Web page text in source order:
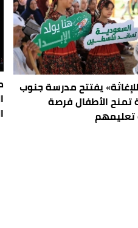
يفتتح مدرسة جنوب
تمنح الأطفال فرصة
تعليمهم